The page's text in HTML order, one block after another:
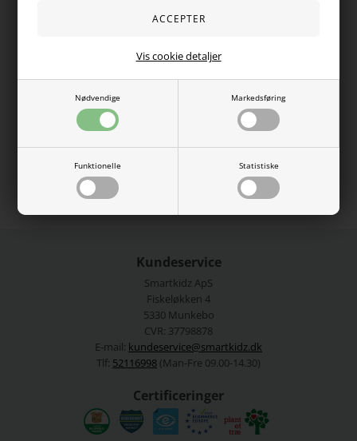
Nødvendige Markedsføring
Funktionelle Statistiske
Vis cookie detaljer
Fede leggings fra Lil Atelier lavet i det super bløde modal stof.
57% økologisk bomuld, 38% modal, 5% elastan.
Vaskes ved 40 grader.
Varenummer:13181203dusty
Kundeservice
Smartkidz ApS
Fiskeløkken 4
5330 Munkebo
CVR: 37798878
E-mail: kundeservice@smartkidz.dk
Tlf: 52116998 (Man-Fre 09.00-14.30)
Certificeringer